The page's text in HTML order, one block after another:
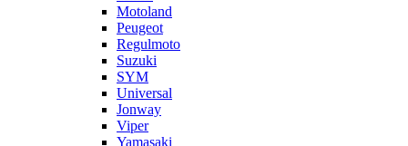
Motoland
Peugeot
Regulmoto
Suzuki
SYM
Universal
Jonway
Viper
Yamasaki